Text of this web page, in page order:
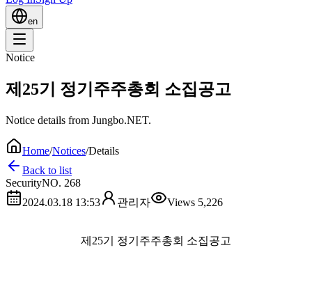
en
Notice
제25기 정기주주총회 소집공고
Notice details from Jungbo.NET.
Home/Notices/Details
Back to list
SecurityNO. 268
2024.03.18 13:53
관리자 Views 5,226
제 25기 정기주주총회 소집공고